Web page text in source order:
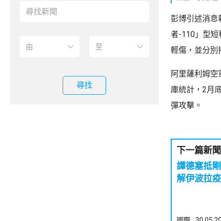
尋找
彭博引述消息
者-110」型短
輕傷，並分別
阿里薩利姆
庫統計，2月
彈攻擊。
下一篇新
譚德塞抵
解伊波拉